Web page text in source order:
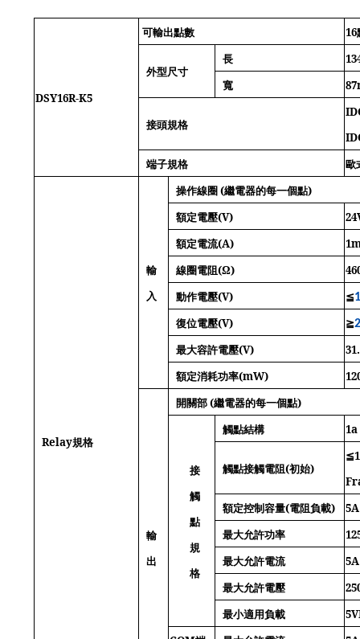
DSY16R-K5
可輸出點數 16
外型尺寸
長
寬
接頭規格
端子規格
歐
Relay規格
輸
入
操作線圈(繼電器的每一個點)
額定電壓(V)
額定電流(A)
線圈電阻(Ω)
動作電壓(V) ≦
復位電壓(V) ≧
最大容許電壓(V)
額定消耗功率(mW)
輸
出
開關部(繼電器的每一個點)
接
觸
點
規
格
觸點結構 1a
觸點接觸電阻(初始)
≦
額定控制容量(電阻負載)
最大允許功率
最大允許電流
5A
最大允許電壓
最小適用負載